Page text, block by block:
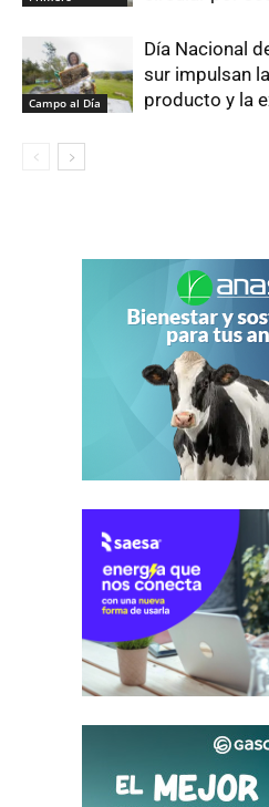
Campo al Día
Día Nacional
sur impulsan
producto y la